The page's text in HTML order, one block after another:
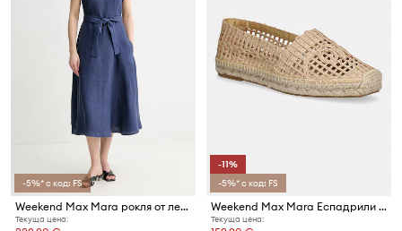
-5%* с код: FS
Weekend Max Mara рокля от лен ESORDIO
Текуща цена:
-11%
-5%* с код: FS
Weekend Max Mara Еспадрили женски Wkailmes
Текуща цена: